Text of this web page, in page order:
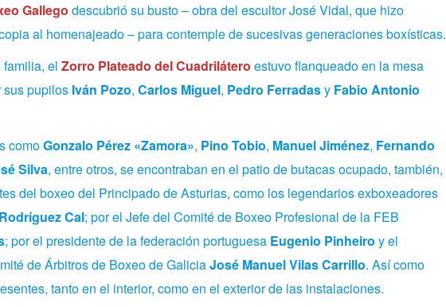
Gallego descubrió su busto – obra del escultor José Vidal, que hizo
al homenajeado – para contemple de sucesivas generaciones boxísticas.
el Zorro Plateado del Cuadrilátero estuvo flanqueado en la mesa
pupilos Iván Pozo, Carlos Miguel, Pedro Ferradasy Fabio Antonio
comoGonzalo Pérez «Zamora», Pino Tobio, Manuel Jiménez, Fernando
Silva, entre otros, se encontraban en el patio de butacas ocupado, también,
del boxeo del Principado de Asturias, como los legendarios exboxeadores
Rodríguez Cal; por el Jefe del Comité de Boxeo Profesional de la FEB
; por el presidente de la federación portuguesa Eugenio Pinheiro y el
de Árbitros de Boxeo de GaliciaJosé Manuel Vilas Carrillo. Así como
tanto en el interior, como en el exterior de las instalaciones.